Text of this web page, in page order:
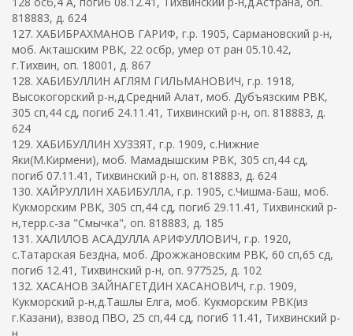
818883, д. 624
127. ХАБИБРАХМАНОВ ГАРИФ, г.р. 1905, Сармановский р-н,
моб. Акташским РВК, 22 осбр, умер от ран 05.10.42,
г.Тихвин, оп. 18001, д. 867
128. ХАБИБУЛЛИН АГЛЯМ ГИЛЬМАНОВИЧ, г.р. 1918,
Высокогорский р-н,д.Средний Алат, моб. Дубъязским РВК,
305 сп,44 сд, погиб 24.11.41, Тихвинский р-н, оп. 818883, д.
624
129. ХАБИБУЛЛИН ХУЗЗЯТ, г.р. 1909, с.Нижние
Яки(М.Кирмени), моб. Мамадышским РВК, 305 сп,44 сд,
погиб 07.11.41, Тихвинский р-н, оп. 818883, д. 624
130. ХАЙРУЛЛИН ХАБИБУЛЛА, г.р. 1905, с.Чишма-Баш, моб.
Кукморским РВК, 305 сп,44 сд, погиб 29.11.41, Тихвинский р-
н,терр.с-за "Смычка", оп. 818883, д. 185
131. ХАЛИЛОВ АСАДУЛЛА АРИФУЛЛОВИЧ, г.р. 1920,
с.Татарская Бездна, моб. Дрожжановским РВК, 60 сп,65 сд,
погиб 12.41, Тихвинский р-н, оп. 977525, д. 102
132. ХАСАНОВ ЗАЙНАГЕТДИН ХАСАНОВИЧ, г.р. 1909,
Кукморский р-н,д.Ташлы Елга, моб. Кукморским РВК(из
г.Казани), взвод ПВО, 25 сп,44 сд, погиб 11.41, Тихвинский р-